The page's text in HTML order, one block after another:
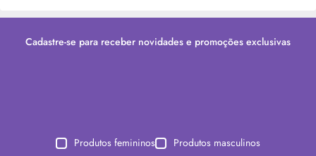
Cadastre-se para receber novidades e promoções exclusivas
Produtos femininos Produtos masculinos